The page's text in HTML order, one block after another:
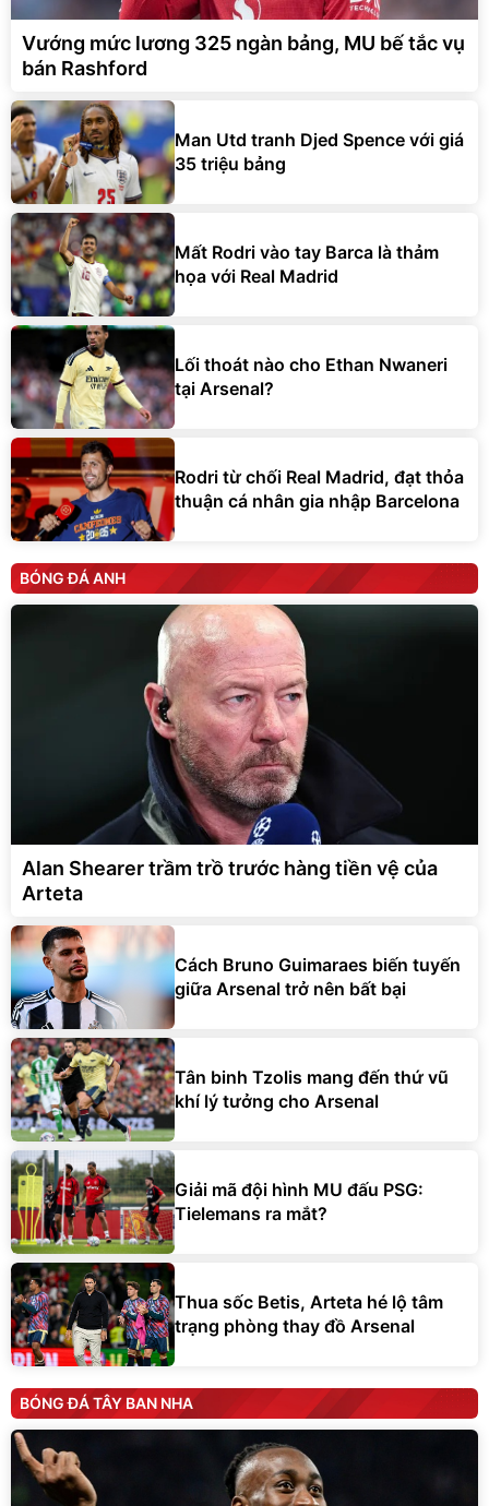
Vướng mức lương 325 ngàn bảng, MU bế tắc vụ
bán Rashford
Man Utd tranh Djed Spence với giá
35 triệu bảng
Mất Rodri vào tay Barca là thảm
họa với Real Madrid
Lối thoát nào cho Ethan Nwaneri
tại Arsenal?
Rodri từ chối Real Madrid, đạt thỏa
thuận cá nhân gia nhập Barcelona
BÓNG ĐÁ ANH
Alan Shearer trầm trồ trước hàng tiền vệ của
Arteta
Cách Bruno Guimaraes biến tuyến
giữa Arsenal trở nên bất bại
Tân binh Tzolis mang đến thứ vũ
khí lý tưởng cho Arsenal
Giải mã đội hình MU đấu PSG:
Tielemans ra mắt?
Thua sốc Betis, Arteta hé lộ tâm
trạng phòng thay đồ Arsenal
BÓNG ĐÁ TÂY BAN NHA